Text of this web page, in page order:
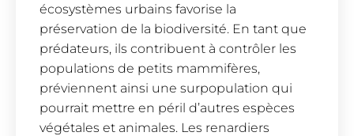
écosystèmes urbains favorise la
préservation de la biodiversité. En tant que
prédateurs, ils contribuent à contrôler les
populations de petits mammifères,
préviennent ainsi une surpopulation qui
pourrait mettre en péril d’autres espèces
végétales et animales. Les renardiers